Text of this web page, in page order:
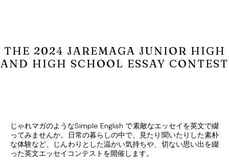
THE 2024 JAREMAGA JUNIOR HIGH
AND HIGH SCHOOL ESSAY CONTEST
じゃれマガのようなSimple English で素敵なエッセイを英文で綴
ってみませんか。日常の暮らしの中で、見たり聞いたりした素朴
な体験など、じんわりとした温かい気持ちや、切ない思い出を綴
った英文エッセイコンテストを開催します。